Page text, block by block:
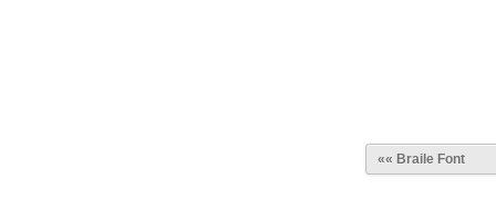
«« Braile Font